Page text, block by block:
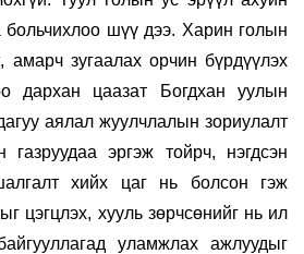
больчихлоо шүү дээ. Харин голын
амарч зугаалах орчин бүрдүүлэх
дархан цаазат Богдхан уулын
аялал жуулчлалын зориулалт
газруудаа эргэж тойрч, нэгдсэн
хийх цаг нь болсон гэж
цэгцлэх, хууль зөрчсөнийг нь ил
уламжлах ажлуудыг